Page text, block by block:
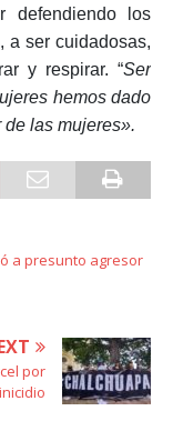
defendiendo los
a ser cuidadosas,
y respirar. “Ser
hemos dado
las mujeres».
a presunto agresor
por